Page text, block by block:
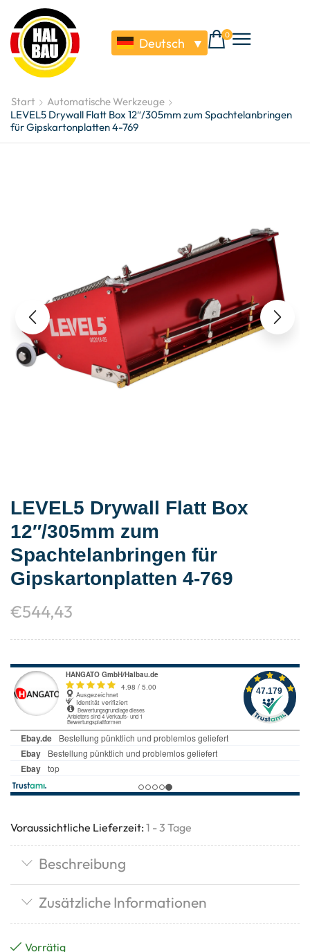
Deutsch ▼
0
Start
Automatische Werkzeuge
LEVEL5 Drywall Flatt Box 12″/305mm zum Spachtelanbringen
für Gipskartonplatten 4-769
LEVEL5 Drywall Flatt Box
12″/305mm zum
Spachtelanbringen für
Gipskartonplatten 4-769
€544,43
Voraussichtliche Lieferzeit: 1 - 3 Tage
Beschreibung
Zusätzliche Informationen
Vorrätig